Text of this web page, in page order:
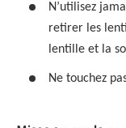
N’utilisez
retirer les
lentille et la
Ne touchez